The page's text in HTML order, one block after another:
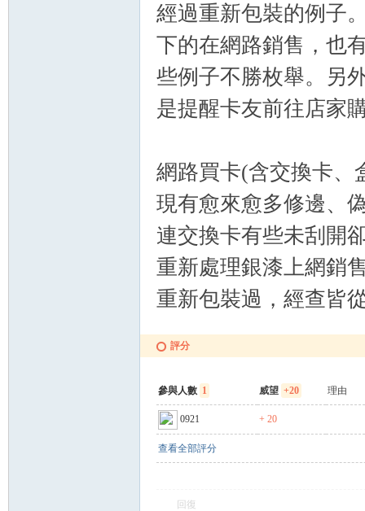
經過重新包裝的例子
下的在網路銷售，也
些例子不勝枚舉。另
是提醒卡友前往店家
網路買卡(含交換卡、
現有愈來愈多修邊、
連交換卡有些未刮開
重新處理銀漆上網銷
重新包裝過，經查皆
評分
參與人數 1 威望 +20 理由
0921 + 20
查看全部評分
回復